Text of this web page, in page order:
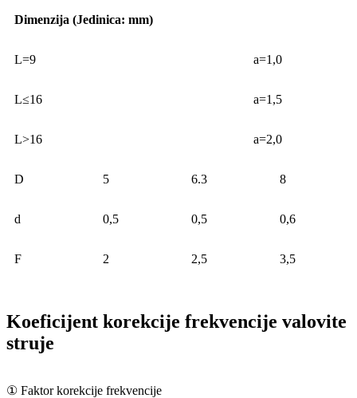
Dimenzija (Jedinica: mm)
L=9 a=1,0
L≤16 a=1,5
L>16 a=2,0
D 5 6.3 8
d 0,5 0,5 0,6
F 2 2,5 3,5
Koeficijent korekcije frekvencije valovite
struje
① Faktor korekcije frekvencije